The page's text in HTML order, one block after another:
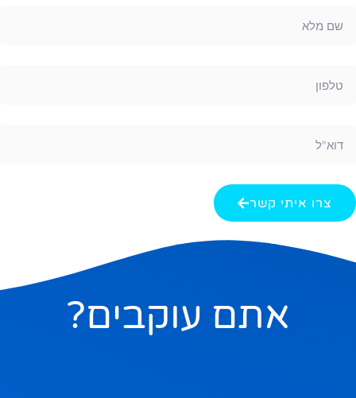
צרו איתי קשר
אתם עוקבים?